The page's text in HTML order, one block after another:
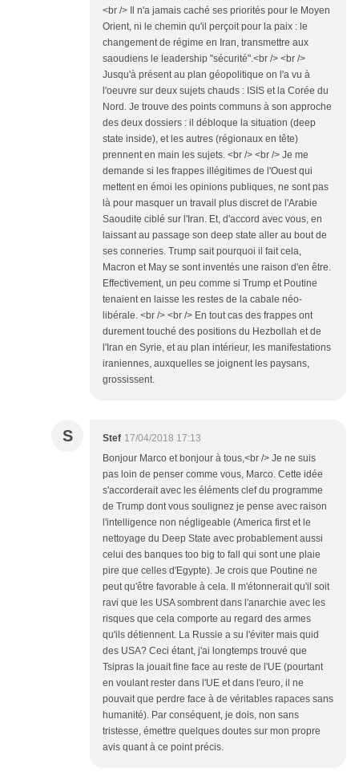
<br /> Il n'a jamais caché ses priorités pour le Moyen
Orient, ni le chemin qu'il perçoit pour la paix : le
changement de régime en Iran, transmettre aux
saoudiens le leadership "sécurité".<br /> <br />
Jusqu'à présent au plan géopolitique on l'a vu à
l'oeuvre sur deux sujets chauds : ISIS et la Corée du
Nord. Je trouve des points communs à son approche
des deux dossiers : il débloque la situation (deep
state inside), et les autres (régionaux en tête)
prennent en main les sujets. <br /> <br /> Je me
demande si les frappes illégitimes de l'Ouest qui
mettent en émoi les opinions publiques, ne sont pas
là pour masquer un travail plus discret de l'Arabie
Saoudite ciblé sur l'Iran. Et, d'accord avec vous, en
laissant au passage son deep state aller au bout de
ses conneries. Trump sait pourquoi il fait cela,
Macron et May se sont inventés une raison d'en être.
Effectivement, un peu comme si Trump et Poutine
tenaient en laisse les restes de la cabale néo-
libérale. <br /> <br /> En tout cas des frappes ont
durement touché des positions du Hezbollah et de
l'Iran en Syrie, et au plan intérieur, les manifestations
iraniennes, auxquelles se joignent les paysans,
grossissent.
S Stef 17/04/2018 17:13
Bonjour Marco et bonjour à tous,<br /> Je ne suis
pas loin de penser comme vous, Marco. Cette idée
s'accorderait avec les éléments clef du programme
de Trump dont vous soulignez je pense avec raison
l'intelligence non négligeable (America first et le
nettoyage du Deep State avec probablement aussi
celui des banques too big to fall qui sont une plaie
pire que celles d'Egypte). Je crois que Poutine ne
peut qu'être favorable à cela. Il m'étonnerait qu'il soit
ravi que les USA sombrent dans l'anarchie avec les
risques que cela comporte au regard des armes
qu'ils détiennent. La Russie a su l'éviter mais quid
des USA? Ceci étant, j'ai longtemps trouvé que
Tsipras la jouait fine face au reste de l'UE (pourtant
en voulant rester dans l'UE et dans l'euro, il ne
pouvait que perdre face à de véritables rapaces sans
humanité). Par conséquent, je dois, non sans
tristesse, émettre quelques doutes sur mon propre
avis quant à ce point précis.